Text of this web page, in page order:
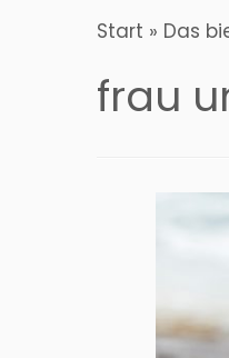
Start » Das
frau